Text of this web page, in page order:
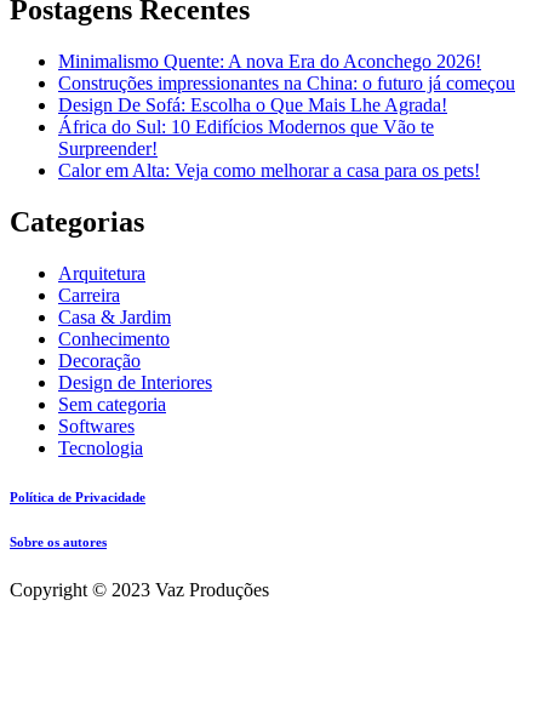
Postagens Recentes
Minimalismo Quente: A nova Era do Aconchego 2026!
Construções impressionantes na China: o futuro já começou
Design De Sofá: Escolha o Que Mais Lhe Agrada!
África do Sul: 10 Edifícios Modernos que Vão te
Surpreender!
Calor em Alta: Veja como melhorar a casa para os pets!
Categorias
Arquitetura
Carreira
Casa & Jardim
Conhecimento
Decoração
Design de Interiores
Sem categoria
Softwares
Tecnologia
Política de Privacidade
Sobre os autores
Copyright © 2023 Vaz Produções